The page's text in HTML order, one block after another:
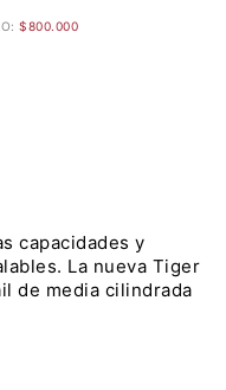
$800.000
capacidades y
La nueva Tiger
de media cilindrada